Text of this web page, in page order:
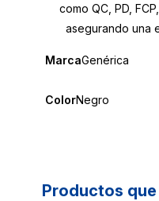
como QC, PD,
asegurando una
MarcaGenérica
ColorNegro
Productos